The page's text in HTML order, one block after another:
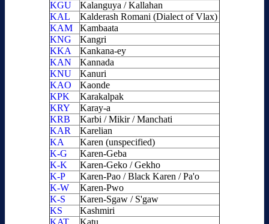
KGU
Kalanguya / Kallahan
KAL
Kalderash Romani (Dialect of Vlax)
KAM
Kambaata
KNG
Kangri
KKA
Kankana-ey
KAN
Kannada
KNU
Kanuri
KAO
Kaonde
KPK
Karakalpak
KRY
Karay-a
KRB
Karbi / Mikir / Manchati
KAR
Karelian
KA
Karen (unspecified)
K-G
Karen-Geba
K-K
Karen-Geko / Gekho
K-P
Karen-Pao / Black Karen / Pa'o
K-W
Karen-Pwo
K-S
Karen-Sgaw / S'gaw
KS
Kashmiri